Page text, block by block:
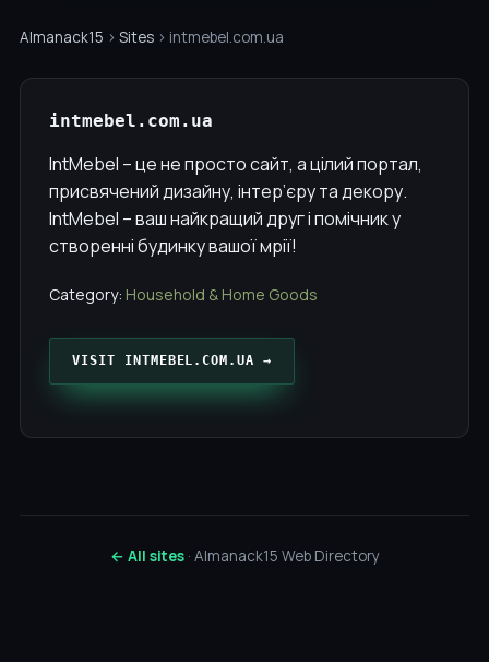
Almanack15 › Sites › intmebel.com.ua
intmebel.com.ua
IntMebel – це не просто сайт, а цілий портал,
присвячений дизайну, інтер’єру та декору.
IntMebel – ваш найкращий друг і помічник у
створенні будинку вашої мрії!
Category: Household & Home Goods
VISIT INTMEBEL.COM.UA →
← All sites· Almanack15 Web Directory